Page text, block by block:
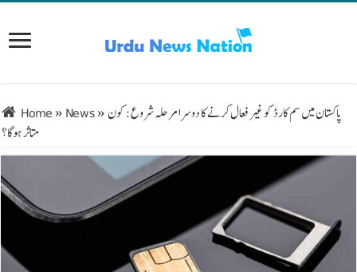
Home » News» پاکستان میں سم کارڈ کو غیر فعال کرنے کا دوسرا مرحلہ شروع: کون
متاثر ہوگا؟